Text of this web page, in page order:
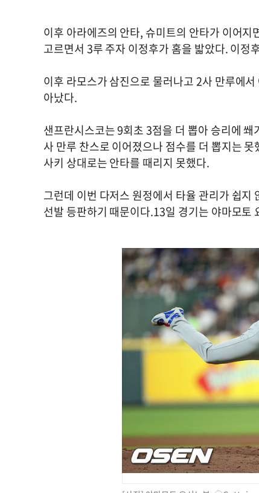
이후 아라에즈의 안타, 슈미트의 안타가 이어
고르면서 3루 주자 이정후가 홈을 밟았다. 이
이후 라모스가 삼진으로 물러나고 2사 만루에
아났다.
샌프란시스코는 9회초 3점을 더 뽑아 승리에
사 만루 찬스로 이어졌으나 점수를 더 뽑지는
사키 상대로는 안타를 때리지 못했다.
그런데 이번 다저스 원정에서 타율 관리가 쉽
선발 등판하기 때문이다.13일 경기는 야마모